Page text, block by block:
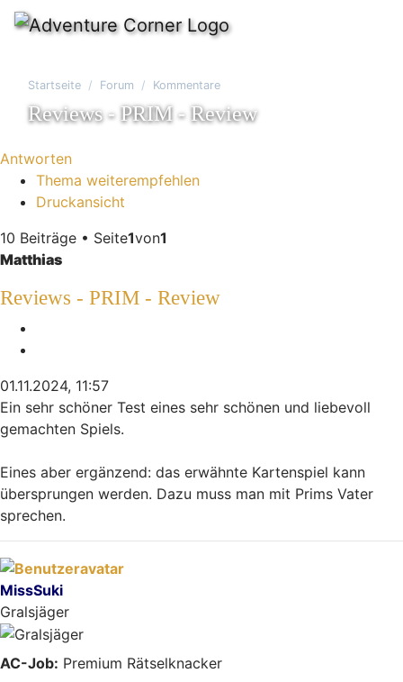
Startseite Forum Kommentare
Reviews - PRIM - Review
Antworten
Thema weiterempfehlen
Druckansicht
10 Beiträge • Seite1von1
Matthias
Reviews - PRIM - Review
01.11.2024, 11:57
Ein sehr schöner Test eines sehr schönen und liebevoll
gemachten Spiels.
Eines aber ergänzend: das erwähnte Kartenspiel kann
übersprungen werden. Dazu muss man mit Prims Vater
sprechen.
Nach oben
MissSuki
Gralsjäger
AC-Job: Premium Rätselknacker